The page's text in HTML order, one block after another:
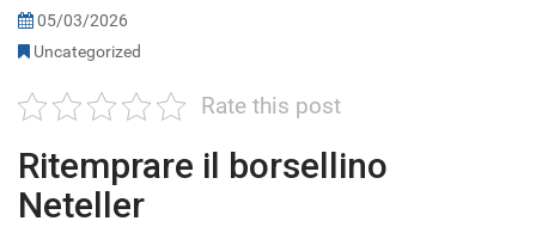
05/03/2026
Uncategorized
Rate this post
Ritemprare il borsellino
Neteller